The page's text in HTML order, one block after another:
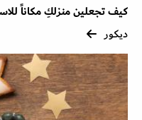
كيف تجعلين منزلكِ مكاناً
ديكور